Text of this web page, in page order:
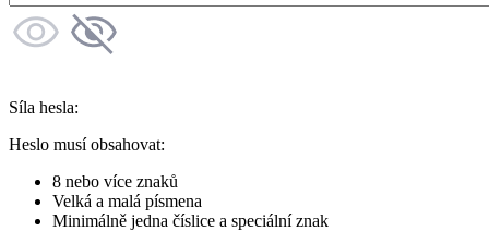
Síla hesla:
Heslo musí obsahovat:
8 nebo více znaků
Velká a malá písmena
Minimálně jedna číslice a speciální znak